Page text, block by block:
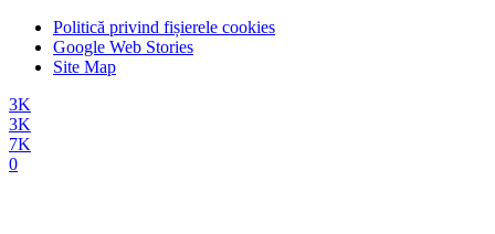
Politică privind fișierele cookies
Google Web Stories
Site Map
3K
3K
7K
0